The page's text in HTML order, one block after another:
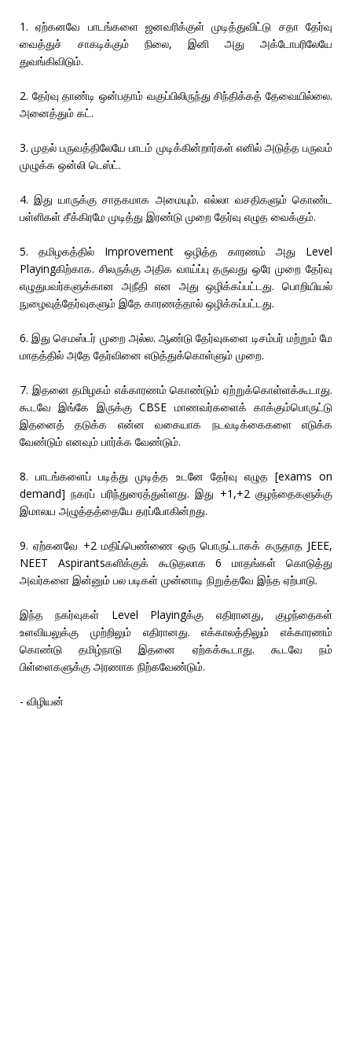
1. ஏற்கனவே பாடங்களை ஜனவரிக்குள் முடித்துவிட்டு சதா தேர்வு
வைத்துச் சாகடிக்கும் நிலை, இனி அது அக்டோபரிலேயே
துவங்கிவிடும்.
2. தேர்வு தாண்டி ஒன்பதாம் வகுப்பிலிருந்து சிந்திக்கத் தேவையில்லை.
அனைத்தும் கட்.
3. முதல் பருவத்திலேயே பாடம் முடிக்கின்றார்கள் எனில் அடுத்த பருவம்
முழுக்க ஒன்லி டெஸ்ட்.
4. இது யாருக்கு சாதகமாக அமையும். எல்லா வசதிகளும் கொண்ட
பள்ளிகள் சீக்கிரமே முடித்து இரண்டு முறை தேர்வு எழுத வைக்கும்.
5. தமிழகத்தில் Improvement ஒழித்த காரணம் அது Level
Playingகிற்காக. சிலருக்கு அதிக வாய்ப்பு தருவது ஒரே முறை தேர்வு
எழுதுபவர்களுக்கான அநீதி என அது ஒழிக்கப்பட்டது. பொறியியல்
நுழைவுத்தேர்வுகளும் இதே காரணத்தால் ஒழிக்கப்பட்டது.
6. இது செமஸ்டர் முறை அல்ல. ஆண்டு தேர்வுகளை டிசம்பர் மற்றும் மே
மாதத்தில் அதே தேர்வினை எடுத்துக்கொள்ளும் முறை.
7. இதனை தமிழகம் எக்காரணம் கொண்டும் ஏற்றுக்கொள்ளக்கூடாது.
கூடவே இங்கே இருக்கு CBSE மாணவர்களைக் காக்கும்பொருட்டு
இதனைத் தடுக்க என்ன வகையாக நடவடிக்கைகளை எடுக்க
வேண்டும் எனவும் பார்க்க வேண்டும்.
8. பாடங்களைப் படித்து முடித்த உடனே தேர்வு எழுத [exams on
demand] நகரப் பரிந்துரைத்துள்ளது. இது +1,+2 குழந்தைகளுக்கு
இமாலய அழுத்தத்தையே தரப்போகின்றது.
9. ஏற்கனவே +2 மதிப்பெண்ணை ஒரு பொருட்டாகக் கருதாத JEEE,
NEET Aspirantsகளிக்குக் கூடுதலாக 6 மாதங்கள் கொடுத்து
அவர்களை இன்னும் பல படிகள் முன்னாடி நிறுத்தவே இந்த ஏற்பாடு.
இந்த நகர்வுகள் Level Playingக்கு எதிரானது, குழந்தைகள்
உளவியலுக்கு முற்றிலும் எதிரானது. எக்காலத்திலும் எக்காரணம்
கொண்டு தமிழ்நாடு இதனை ஏற்கக்கூடாது. கூடவே நம்
பிள்ளைகளுக்கு அரணாக நிற்கவேண்டும்.
- விழியன்